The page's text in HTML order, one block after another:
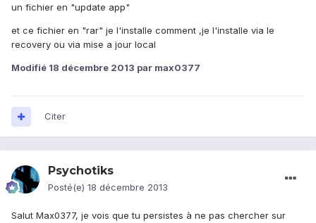
un fichier en "update app"
et ce fichier en "rar" je l'installe comment ,je l'installe via le
recovery ou via mise a jour local
Modifié 18 décembre 2013 par max0377
Citer
Psychotiks
Posté(e) 18 décembre 2013
Salut Max0377, je vois que tu persistes à ne pas chercher sur